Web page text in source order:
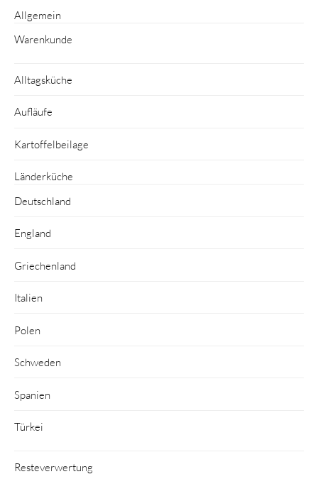
Allgemein
Warenkunde
Alltagsküche
Aufläufe
Kartoffelbeilage
Länderküche
Deutschland
England
Griechenland
Italien
Polen
Schweden
Spanien
Türkei
Resteverwertung